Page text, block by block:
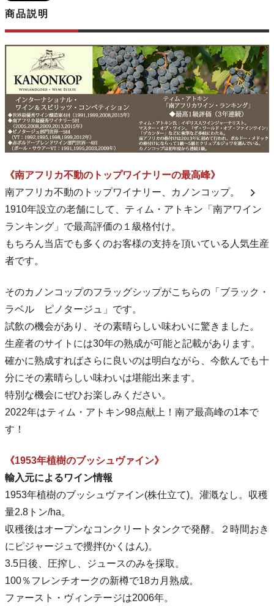
商品説明
《南アフリカ不動のトップワイナリーの最高峰》
南アフリカ不動のトップワイナリー、カノンコップ。
1910年設立の老舗にして、ティム・アトキン「南アワイン
ランキング」で最高評価の１級格付け。
もちろん当店でも多くのお客様の支持を頂いている人気生産
者です。
そのカノンコップのフラッグシップがこちらの「ブラック・
ラベル ピノタージュ」です。
試飲の機会があり、その素晴らしい味わいに驚きました。
生産者のサイトには30年の熟成が可能と記載があります。
確かに熟成すればさらに良いのは明白ながら、今飲んでも十
分にその素晴らしい味わいは堪能出来ます。
特別な機会にぜひお楽しみください。
2022年はティム・アトキン98点献上！南ア最高峰の1本で
す！
《1953年植樹のブッシュヴァイン》
輸入元によるワイン情報
1953年植樹のブッシュヴァイン(株仕立て)。灌漑なし。収穫
量2.8トン/ha。
収穫後はオープンなコンクリートタンクで発酵。２時間おき
にピジャージュで攪拌(かくはん)。
3.5日後、圧搾し、ジュースのみを採取。
100％フレンチオークの新樽で18カ月熟成。
ファースト・ヴィンテージは2006年。